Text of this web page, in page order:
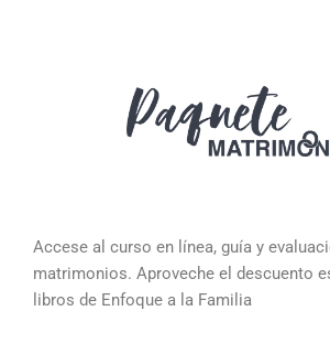
Accese al curso en línea, guía y
matrimonios. Aproveche el descuento
libros de Enfoque a la Familia